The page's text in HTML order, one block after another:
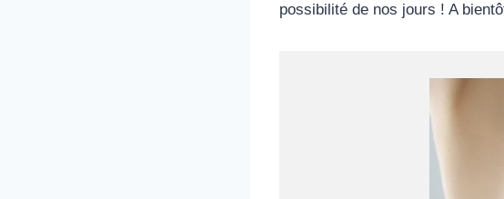
possibilité de nos jours ! A